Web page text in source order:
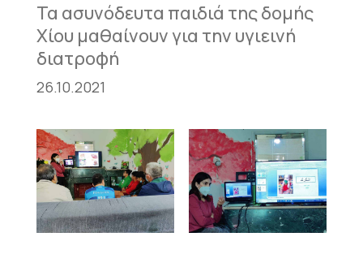
Τα ασυνόδευτα παιδιά της δομής
Χίου μαθαίνουν για την υγιεινή
διατροφή
26.10.2021